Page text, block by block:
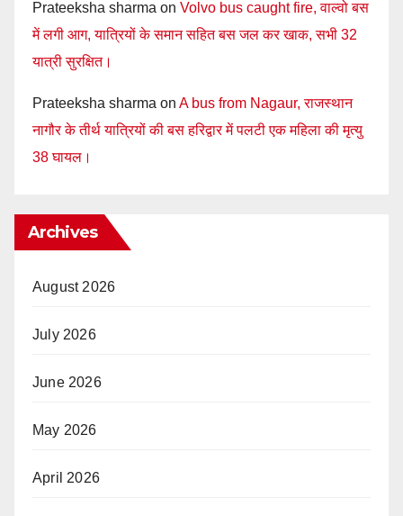
Prateeksha sharma on Volvo bus caught fire, वाल्वो बस
में लगी आग, यात्रियों के समान सहित बस जल कर खाक, सभी 32
यात्री सुरक्षित।
Prateeksha sharma on A bus from Nagaur, राजस्थान
नागौर के तीर्थ यात्रियों की बस हरिद्वार में पलटी एक महिला की मृत्यु
38 घायल।
Archives
August 2026
July 2026
June 2026
May 2026
April 2026